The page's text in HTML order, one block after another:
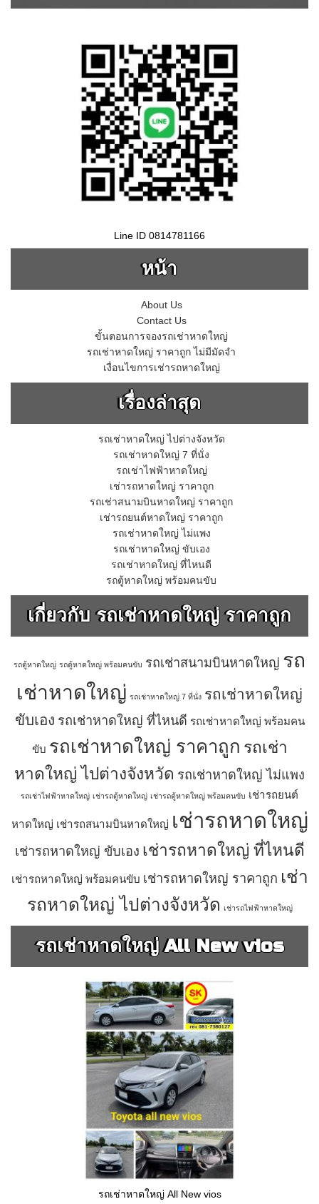
Line ID 0814781166
หน้า
About Us
Contact Us
ขั้นตอนการจองรถเช่าหาดใหญ่
รถเช่าหาดใหญ่ ราคาถูก ไม่มีมัดจำ
เงื่อนไขการเช่ารถหาดใหญ่
เรื่องล่าสุด
รถเช่าหาดใหญ่ ไปต่างจังหวัด
รถเช่าหาดใหญ่ 7 ที่นั่ง
รถเช่าไฟฟ้าหาดใหญ่
เช่ารถหาดใหญ่ ราคาถูก
รถเช่าสนามบินหาดใหญ่ ราคาถูก
เช่ารถยนต์หาดใหญ่ ราคาถูก
รถเช่าหาดใหญ่ ไม่แพง
รถเช่าหาดใหญ่ ขับเอง
รถเช่าหาดใหญ่ ที่ไหนดี
รถตู้หาดใหญ่ พร้อมคนขับ
เกี่ยวกับ รถเช่าหาดใหญ่ ราคาถูก
รถตู้หาดใหญ่ รถตู้หาดใหญ่ พร้อมคนขับ รถเช่าสนามบินหาดใหญ่ รถ
เช่าหาดใหญ่ รถเช่าหาดใหญ่ 7 ที่นั่ง รถเช่าหาดใหญ่
ขับเอง รถเช่าหาดใหญ่ ที่ไหนดี รถเช่าหาดใหญ่ พร้อมคน
ขับ รถเช่าหาดใหญ่ ราคาถูก รถเช่า
หาดใหญ่ ไปต่างจังหวัด รถเช่าหาดใหญ่ ไม่แพง
รถเช่าไฟฟ้าหาดใหญ่ เช่ารถตู้หาดใหญ่ เช่ารถตู้หาดใหญ่ พร้อมคนขับ เช่ารถยนต์
หาดใหญ่ เช่ารถสนามบินหาดใหญ่ เช่ารถหาดใหญ่
เช่ารถหาดใหญ่ ขับเอง เช่ารถหาดใหญ่ ที่ไหนดี
เช่ารถหาดใหญ่ พร้อมคนขับ เช่ารถหาดใหญ่ ราคาถูก เช่า
รถหาดใหญ่ ไปต่างจังหวัด เช่ารถไฟฟ้าหาดใหญ่
รถเช่าหาดใหญ่ All New vios
รถเช่าหาดใหญ่ All New vios